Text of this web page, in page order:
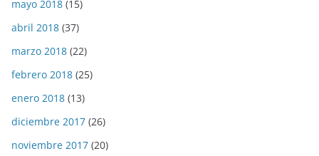
mayo 2018 (15)
abril 2018 (37)
marzo 2018 (22)
febrero 2018 (25)
enero 2018 (13)
diciembre 2017 (26)
noviembre 2017 (20)